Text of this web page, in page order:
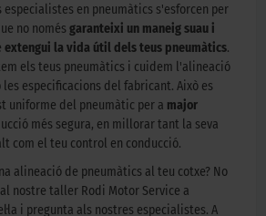
especialistes en pneumàtics s'esforcen per
no només garanteixi un maneig suau i
extengui la vida útil dels teus pneumàtics.
els teus pneumàtics i cuidem l'alineació
especificacions del fabricant. Això es
uniforme del pneumàtic per a major
més segura, en millorar tant la seva
com el teu control en conducció.
alineació de pneumàtics al teu cotxe? No
nostre taller Rodi Motor Service a
i pregunta als nostres especialistes. A